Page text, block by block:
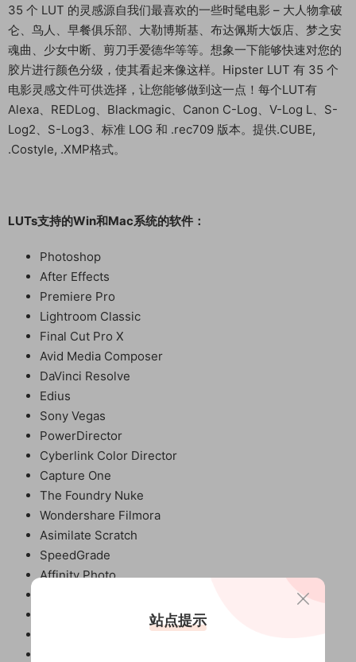
35 个 LUT 的灵感源自我们最喜欢的一些时髦电影 – 大人物拿破
仑、鸟人、早餐俱乐部、大勒博斯基、布达佩斯大饭店、梦之安
魂曲、少女中断、剪刀手爱德华等等。想象一下能够快速对您的
胶片进行颜色分级，使其看起来像这样。Hipster LUT 有 35 个
电影灵感文件可供选择，让您能够做到这一点！每个LUT有
Alexa、REDLog、Blackmagic、Canon C-Log、V-Log L、S-
Log2、S-Log3、标准 LOG 和 .rec709 版本。提供.CUBE,
.Costyle, .XMP格式。
LUTs支持的Win和Mac系统的软件：
Photoshop
After Effects
Premiere Pro
Lightroom Classic
Final Cut Pro X
Avid Media Composer
DaVinci Resolve
Edius
Sony Vegas
PowerDirector
Cyberlink Color Director
Capture One
The Foundry Nuke
Wondershare Filmora
Asimilate Scratch
SpeedGrade
Affinity Photo
站点提示